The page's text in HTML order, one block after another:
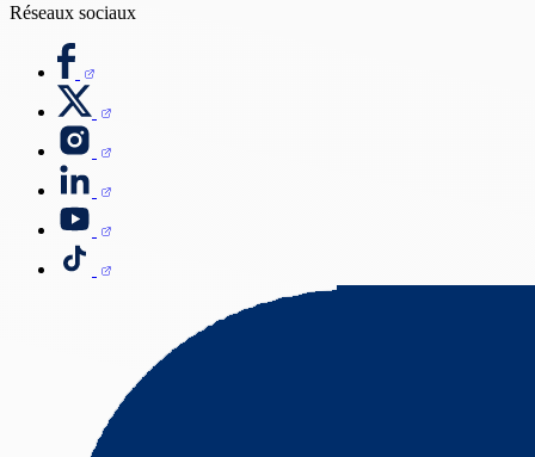
Réseaux sociaux